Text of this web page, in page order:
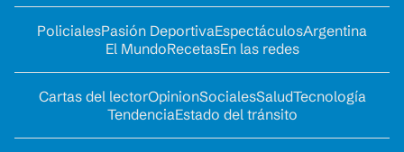
PolicialesPasión DeportivaEspectáculosArgentina
El MundoRecetasEn las redes
Cartas del lectorOpinionSocialesSaludTecnología
TendenciaEstado del tránsito